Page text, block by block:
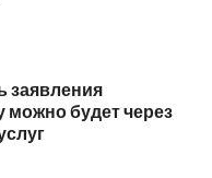
заявления
можно будет через